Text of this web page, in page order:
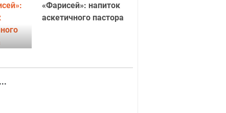
«Фарисей»: напиток
аскетичного пастора